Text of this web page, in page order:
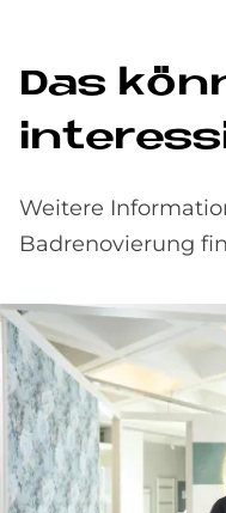
Das
Weitere
Badrenovierung